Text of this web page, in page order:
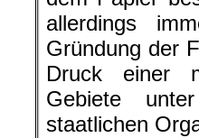
allerdings
Gründung der
Druck einer
Gebiete
staatlichen